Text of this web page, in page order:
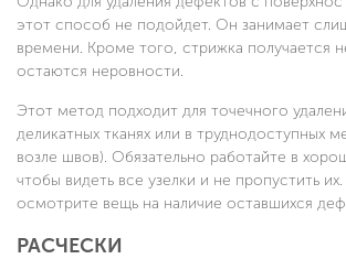
этот способ не подойдет. Он занимает
времени. Кроме того, стрижка получается
остаются неровности.
Этот метод подходит для точечного
деликатных тканях или в труднодоступных
возле швов). Обязательно работайте в
чтобы видеть все узелки и не пропустить
осмотрите вещь на наличие оставшихся
РАСЧЕСКИ